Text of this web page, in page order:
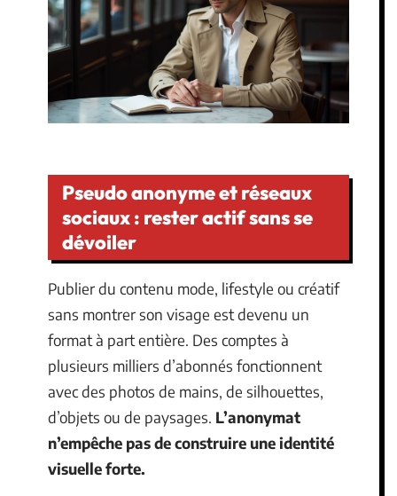
Pseudo anonyme et réseaux
sociaux : rester actif sans se
dévoiler
Publier du contenu mode, lifestyle ou créatif
sans montrer son visage est devenu un
format à part entière. Des comptes à
plusieurs milliers d’abonnés fonctionnent
avec des photos de mains, de silhouettes,
d’objets ou de paysages. L’anonymat
n’empêche pas de construire une identité
visuelle forte.